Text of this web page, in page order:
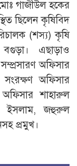
গাজীউল হকের
ছিলেন কৃষিবিদ
(শস্য) কৃষি
বগুড়া। এছাড়াও
অফিসার
অফিসার
শাহারুল
ইসলাম, জহুরুল
প্রমুখ।